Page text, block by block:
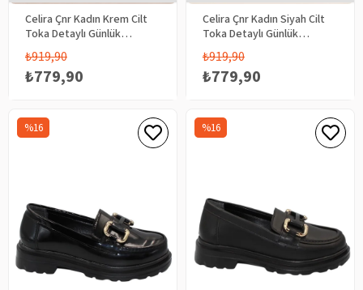
Celira Çnr Kadın Krem Cilt
Toka Detaylı Günlük
Ayakkabı
₺779,90
₺919,90
Celira Çnr Kadın Siyah Cilt
Toka Detaylı Günlük
Ayakkabı
₺779,90
₺919,90
%16 %16